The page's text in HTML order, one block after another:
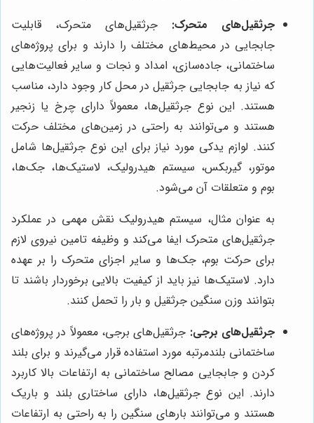
جرثقیل‌های متحرک: جرثقیل‌های متحرک، قابلیت
جابجایی در محیط‌های مختلف را دارند و برای پروژه‌های
ساختمانی، جاده‌سازی، امداد و نجات و سایر فعالیت‌هایی
که نیاز به جابجایی جرثقیل در محل کار وجود دارد، مناسب
هستند. این نوع جرثقیل‌ها، معمولاً دارای چرخ یا زنجیر
هستند و می‌توانند به راحتی در زمین‌های مختلف حرکت
کنند. لوازم یدکی مورد نیاز برای این نوع جرثقیل‌ها شامل
موتور، گیربکس، سیستم هیدرولیک، لاستیک‌ها، جک‌ها،
بوم و متعلقات آن می‌شود.
به عنوان مثال، سیستم هیدرولیک نقش مهمی در عملکرد
جرثقیل‌های متحرک ایفا می‌کند و وظیفه تامین نیروی لازم
برای حرکت بوم، جک‌ها و سایر اجزای متحرک را بر عهده
دارد. لاستیک‌ها نیز باید از کیفیت بالایی برخوردار باشند تا
بتوانند وزن سنگین جرثقیل و بار را تحمل کنند.
جرثقیل‌های برجی: جرثقیل‌های برجی، معمولاً در پروژه‌های
ساختمانی بلندمرتبه مورد استفاده قرار می‌گیرند و برای بلند
کردن و جابجایی مصالح ساختمانی به ارتفاعات بالا کاربرد
دارند. این نوع جرثقیل‌ها، دارای ساختاری بلند و باریک
هستند و می‌توانند بارهای سنگین را به راحتی به ارتفاعات